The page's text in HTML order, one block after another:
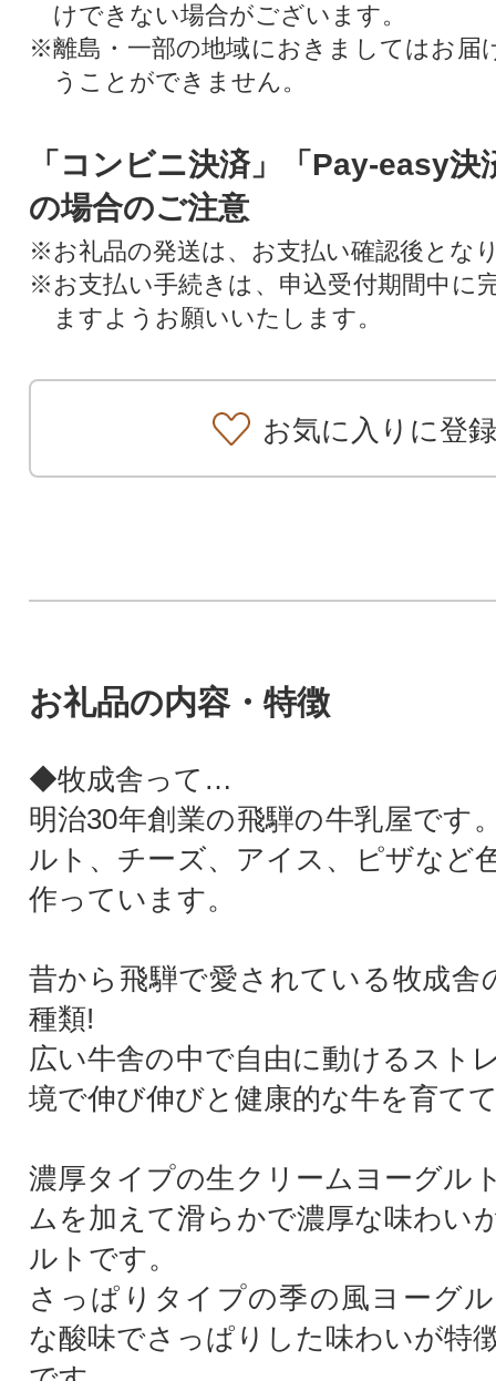
けできない場合がございます。
※離島・一部の地域におきましてはお届
うことができません。
「コンビニ決済」「Pay-easy決
の場合のご注意
※お礼品の発送は、お支払い確認後とな
※お支払い手続きは、申込受付期間中に
ますようお願いいたします。
お気に入りに登録
お礼品の内容・特徴
◆牧成舎って…
明治30年創業の飛騨の牛乳屋です
ルト、チーズ、アイス、ピザなど
作っています。
昔から飛騨で愛されている牧成舎
種類!
広い牛舎の中で自由に動けるスト
境で伸び伸びと健康的な牛を育て
濃厚タイプの生クリームヨーグル
ムを加えて滑らかで濃厚な味わい
ルトです。
さっぱりタイプの季の風ヨーグ
な酸味でさっぱりした味わいが特